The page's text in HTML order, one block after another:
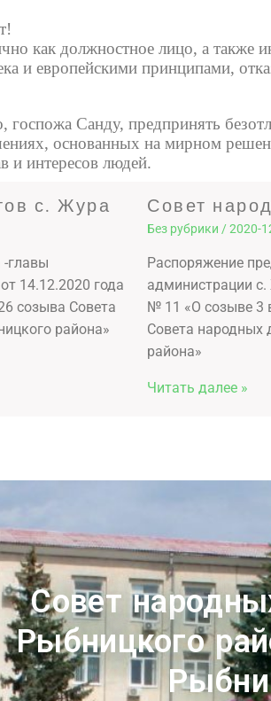
как должностное лицо, а также
и европейскими принципами,
Санду, предпринять
основанных на мирном
и интересов людей.
с. Жура
-главы
14.12.2020 года
созыва Совета
района»
Совет
Без рубрики /2020-
Распоряжение
администрации
№ 11 «О созыве 3
Совета народных
района»
Читать далее »
Совет
Рыбницкого